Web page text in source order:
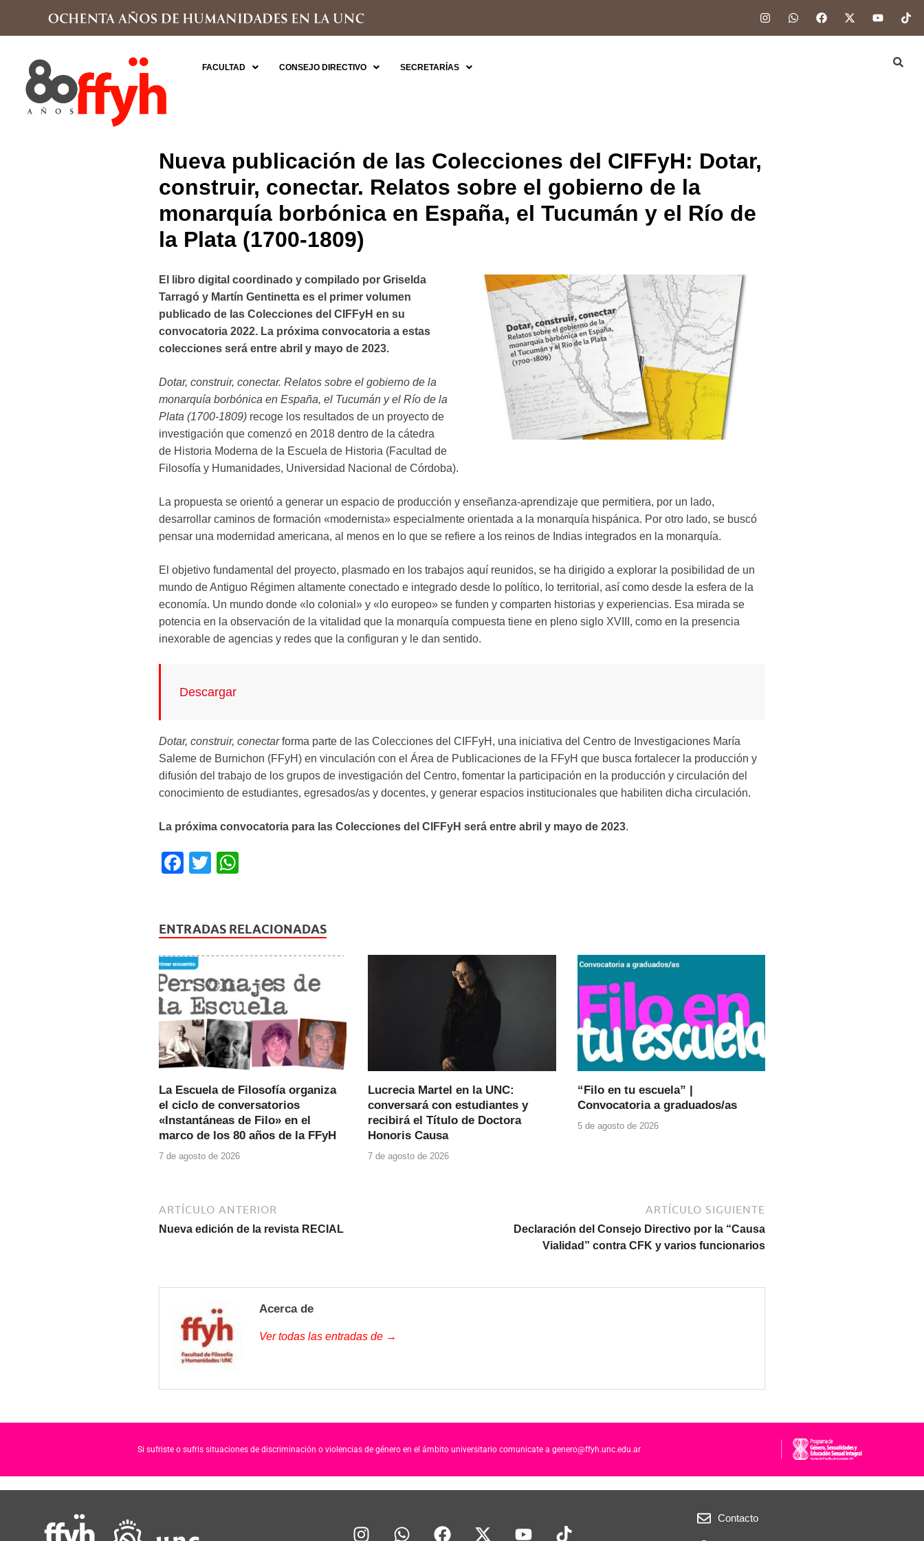
FACULTAD CONSEJO DIRECTIVO SECRETARÍAS
Nueva publicación de las Colecciones del CIFFyH: Dotar,
construir, conectar. Relatos sobre el gobierno de la
monarquía borbónica en España, el Tucumán y el Río de
la Plata (1700-1809)
El libro digital coordinado y compilado por Griselda
Tarragó y Martín Gentinetta es el primer volumen
publicado de las Colecciones del CIFFyH en su
convocatoria 2022. La próxima convocatoria a estas
colecciones será entre abril y mayo de 2023.
Dotar, construir, conectar. Relatos sobre el gobierno de la
monarquía borbónica en España, el Tucumán y el Río de la
Plata (1700-1809) recoge los resultados de un proyecto de
investigación que comenzó en 2018 dentro de la cátedra
de Historia Moderna de la Escuela de Historia (Facultad de
Filosofía y Humanidades, Universidad Nacional de Córdoba).
La propuesta se orientó a generar un espacio de producción y enseñanza-aprendizaje que permitiera, por un lado,
desarrollar caminos de formación «modernista» especialmente orientada a la monarquía hispánica. Por otro lado, se buscó
pensar una modernidad americana, al menos en lo que se refiere a los reinos de Indias integrados en la monarquía.
El objetivo fundamental del proyecto, plasmado en los trabajos aquí reunidos, se ha dirigido a explorar la posibilidad de un
mundo de Antiguo Régimen altamente conectado e integrado desde lo político, lo territorial, así como desde la esfera de la
economía. Un mundo donde «lo colonial» y «lo europeo» se funden y comparten historias y experiencias. Esa mirada se
potencia en la observación de la vitalidad que la monarquía compuesta tiene en pleno siglo XVIII, como en la presencia
inexorable de agencias y redes que la configuran y le dan sentido.
Descargar
Dotar, construir, conectarforma parte de las Colecciones del CIFFyH, una iniciativa del Centro de Investigaciones María
Saleme de Burnichon (FFyH) en vinculación con el Área de Publicaciones de la FFyH que busca fortalecer la producción y
difusión del trabajo de los grupos de investigación del Centro, fomentar la participación en la producción y circulación del
conocimiento de estudiantes, egresados/as y docentes, y generar espacios institucionales que habiliten dicha circulación.
La próxima convocatoria para las Colecciones del CIFFyH será entre abril y mayo de 2023.
F
e
b
o
o
k
T
er s
A
p
p
ENTRADAS RELACIONADAS
La Escuela de Filosofía organiza
el ciclo de conversatorios
«Instantáneas de Filo» en el
marco de los 80 años de la FFyH
7 de agosto de 2026
Lucrecia Martel en la UNC:
conversará con estudiantes y
recibirá el Título de Doctora
Honoris Causa
7 de agosto de 2026
“Filo en tu escuela” |
Convocatoria a graduados/as
5 de agosto de 2026
ARTÍCULO ANTERIOR
Nueva edición de la revista RECIAL
ARTÍCULO SIGUIENTE
Declaración del Consejo Directivo por la “Causa
Vialidad” contra CFK y varios funcionarios
Acerca de
Ver todas las entradas de →
Si sufriste o sufris situaciones de discriminación o violencias de género en el ámbito universitario comunicate a genero@ffyh.unc.edu.ar
Contacto